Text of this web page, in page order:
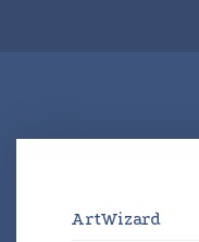
ArtWizard